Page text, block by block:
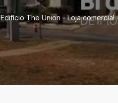
Edifício The Union - Loja